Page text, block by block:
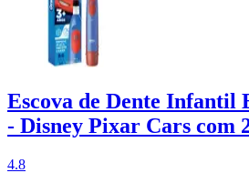
Escova de Dente
- Disney Pixar Cars com
4.8